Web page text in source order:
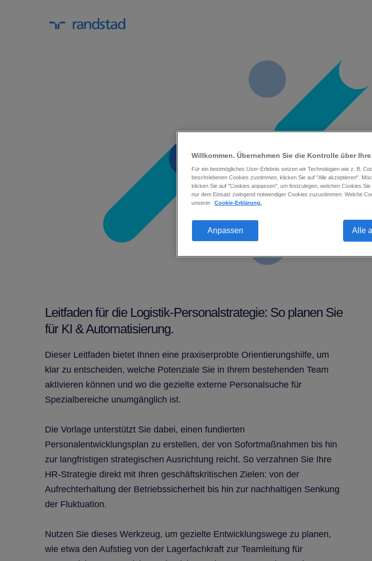
Leitfaden für die Logistik-Personalstrategie: So planen Sie
für KI & Automatisierung.
Dieser Leitfaden bietet Ihnen eine praxiserprobte Orientierungshilfe, um
klar zu entscheiden, welche Potenziale Sie in Ihrem bestehenden Team
aktivieren können und wo die gezielte externe Personalsuche für
Spezialbereiche unumgänglich ist.
Die Vorlage unterstützt Sie dabei, einen fundierten
Personalentwicklungsplan zu erstellen, der von Sofortmaßnahmen bis hin
zur langfristigen strategischen Ausrichtung reicht. So verzahnen Sie Ihre
HR-Strategie direkt mit Ihren geschäftskritischen Zielen: von der
Aufrechterhaltung der Betriebssicherheit bis hin zur nachhaltigen Senkung
der Fluktuation.
Nutzen Sie dieses Werkzeug, um gezielte Entwicklungswege zu planen,
wie etwa den Aufstieg von der Lagerfachkraft zur Teamleitung für
Willkommen. Übernehmen Sie die Kontrolle über
Für ein bestmögliches User-Erlebnis setzen wir Technologien wie z. B.
beschriebenen Cookies zustimmen, klicken Sie auf "Alle akzeptieren".
klicken Sie auf "Cookies anpassen", um festzulegen, welchen Cookies
nur dem Einsatz zwingend notwendiger Cookies zuzustimmen. Welche
unserer
Cookie-Erklärung.
Anpassen Alle